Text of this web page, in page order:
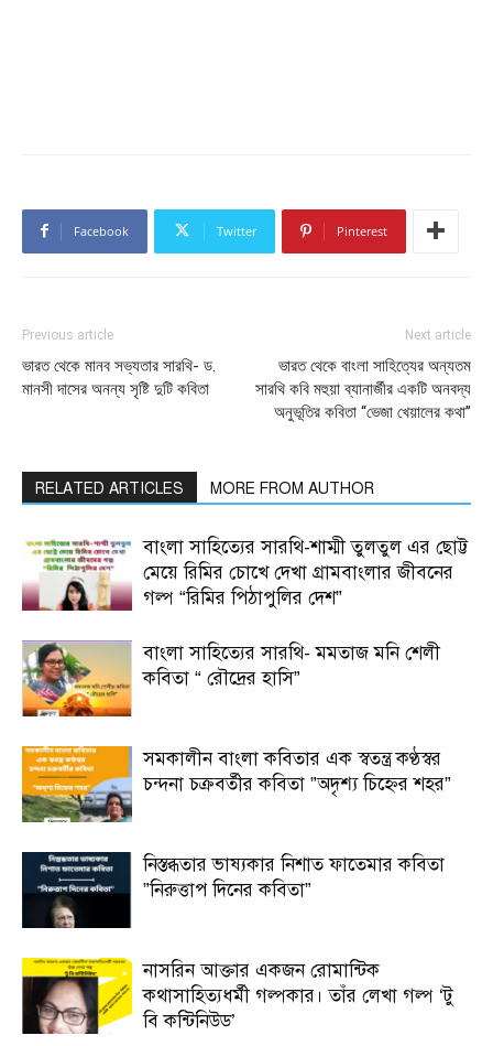
Facebook Twitter Pinterest
Previous article
ভারত থেকে মানব সভ্যতার সারথি- ড.
মানসী দাসের অনন্য সৃষ্টি দুটি কবিতা
Next article
ভারত থেকে বাংলা সাহিত্যের অন্যতম
সারথি কবি মহুয়া ব্যানার্জীর একটি অনবদ্য
অনুভূতির কবিতা “ভেজা খেয়ালের কথা’’
RELATED ARTICLES MORE FROM AUTHOR
বাংলা সাহিত্যের সারথি-শাম্মী তুলতুল এর ছোট্ট
মেয়ে রিমির চোখে দেখা গ্রামবাংলার জীবনের
গল্প “রিমির পিঠাপুলির দেশ”
বাংলা সাহিত্যের সারথি- মমতাজ মনি শেলী
কবিতা “ রৌদ্রের হাসি”
সমকালীন বাংলা কবিতার এক স্বতন্ত্র কণ্ঠস্বর
চন্দনা চক্রবর্তীর কবিতা ”অদৃশ্য চিহ্নের শহর”
নিস্তব্ধতার ভাষ্যকার নিশাত ফাতেমার কবিতা
”নিরুত্তাপ দিনের কবিতা”
নাসরিন আক্তার একজন রোমান্টিক
কথাসাহিত্যধর্মী গল্পকার। তাঁর লেখা গল্প ‘টু
বি কন্টিনিউড’